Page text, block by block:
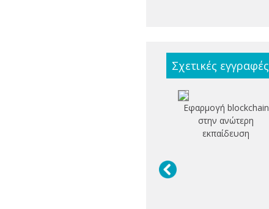
Σχετικές εγγραφές
Εφαρμογή blockchain
στην ανώτερη
εκπαίδευση